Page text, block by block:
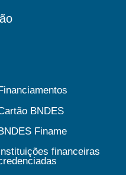
Financiamentos
BNDES
Finame
financeiras